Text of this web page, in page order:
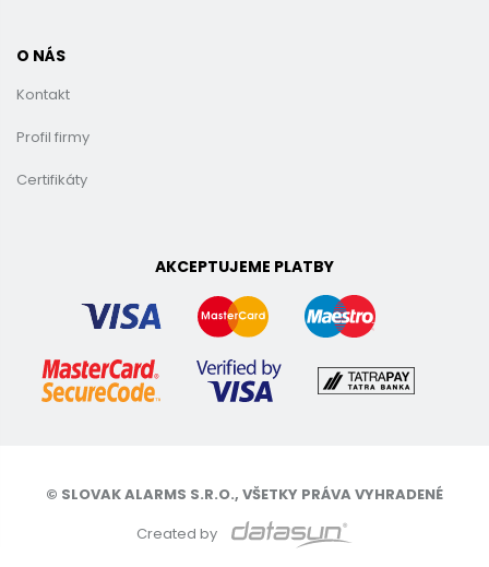
O NÁS
Kontakt
Profil firmy
Certifikáty
AKCEPTUJEME PLATBY
© SLOVAK ALARMS S.R.O., VŠETKY PRÁVA VYHRADENÉ
Created by